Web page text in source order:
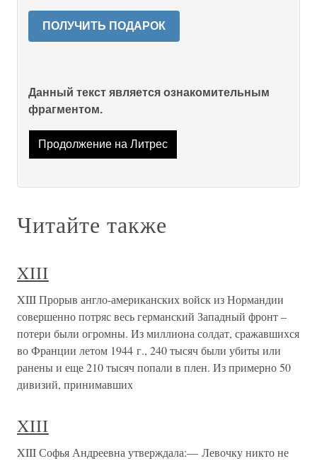
ПОЛУЧИТЬ ПОДАРОК
Данный текст является ознакомительным
фрагментом.
Продолжение на Литрес
Читайте также
XIII
XIII Прорыв англо-американских войск из Нормандии
совершенно потряс весь германский Западный фронт –
потери были огромны. Из миллиона солдат, сражавшихся
во Франции летом 1944 г., 240 тысяч были убиты или
ранены и еще 210 тысяч попали в плен. Из примерно 50
дивизий, принимавших
XIII
XIII Софья Андреевна утверждала:— Левочку никто не